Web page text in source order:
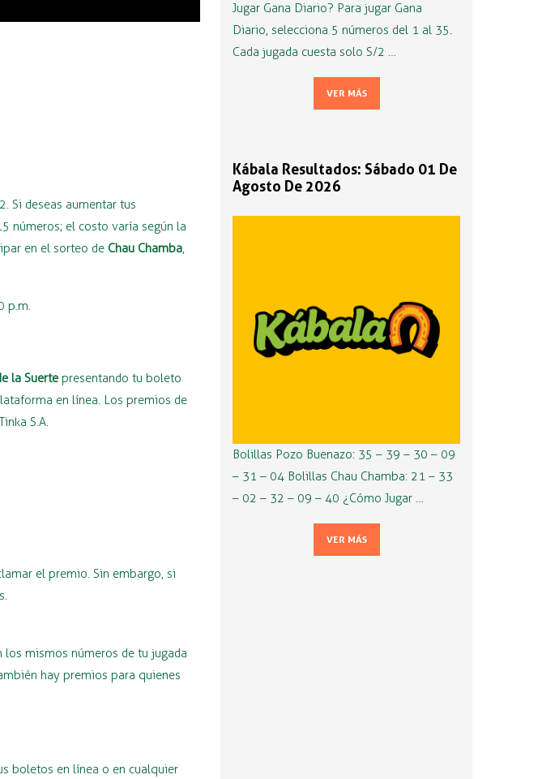
Si deseas aumentar tus
números; el costo varía según la
en el sorteo de Chau Chamba,
p.m.
la Suerte presentando tu boleto
en línea. Los premios de
S.A.
el premio. Sin embargo, si
mismos números de tu jugada
hay premios para quienes
boletos en línea o en cualquier
Jugar Gana Diario? Para jugar Gana
Diario, selecciona 5 números del 1 al 35.
Cada jugada cuesta solo S/2 …
VER MÁS
Kábala Resultados: Sábado 01 De
Agosto De 2026
Bolillas Pozo Buenazo: 35 – 39 – 30 – 09
– 31 – 04 Bolillas Chau Chamba: 21 – 33
– 02 – 32 – 09 – 40 ¿Cómo Jugar …
VER MÁS